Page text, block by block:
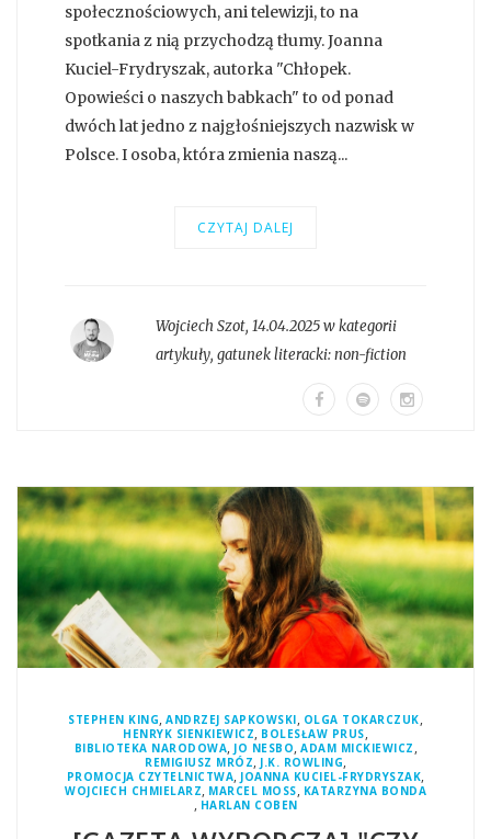
społecznościowych, ani telewizji, to na
spotkania z nią przychodzą tłumy. Joanna
Kuciel-Frydryszak, autorka "Chłopek.
Opowieści o naszych babkach" to od ponad
dwóch lat jedno z najgłośniejszych nazwisk w
Polsce. I osoba, która zmienia naszą...
CZYTAJ DALEJ
Wojciech Szot, 14.04.2025 w kategorii
artykuły, gatunek literacki:non-fiction
STEPHEN KING,ANDRZEJ SAPKOWSKI, OLGA TOKARCZUK,
HENRYK SIENKIEWICZ, BOLESŁAW PRUS,
BIBLIOTEKA NARODOWA, JO NESBO, ADAM MICKIEWICZ ,
REMIGIUSZ MRÓZ, J.K. ROWLING,
PROMOCJA CZYTELNICTWA, JOANNA KUCIEL-FRYDRYSZAK,
WOJCIECH CHMIELARZ, MARCEL MOSS, KATARZYNA BONDA
, HARLAN COBEN